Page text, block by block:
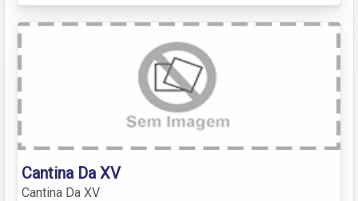
Cantina Da XV
Cantina Da XV